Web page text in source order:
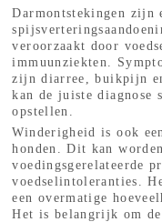
Darmontstekingen zijn
veroorzaakt door
immuunziekten.
zijn diarree, buikpijn
kan de juiste diagnose
opstellen.
Winderigheid is ook
honden. Dit kan
voedingsgerelateerde
voedselintoleranties.
een overmatige
Het is belangrijk om de